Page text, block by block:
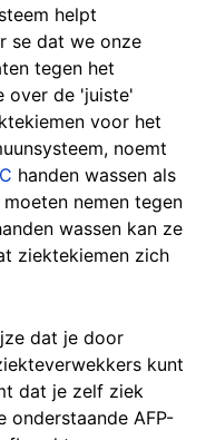
helpt
se dat we onze
tegen het
over de 'juiste'
voor het
noemt
handen wassen als
nemen tegen
wassen kan ze
ziektekiemen zich
dat je door
kunt
dat je zelf ziek
onderstaande AFP-